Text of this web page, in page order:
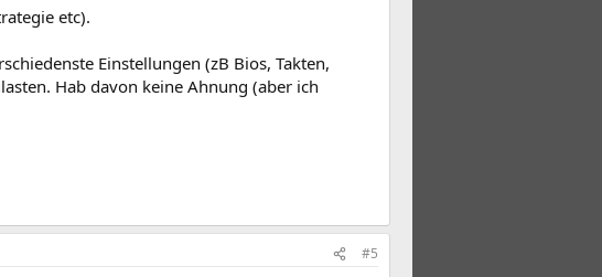
etc).
Einstellungen (zB Bios, Takten,
Hab davon keine Ahnung (aber ich
#5